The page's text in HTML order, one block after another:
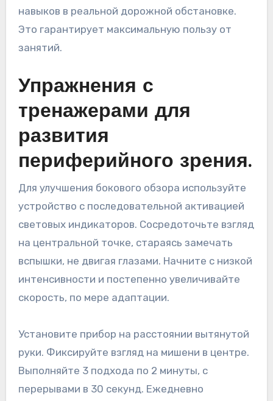
навыков в реальной дорожной обстановке.
Это гарантирует максимальную пользу от
занятий.
Упражнения с
тренажерами для
развития
периферийного зрения.
Для улучшения бокового обзора используйте
устройство с последовательной активацией
световых индикаторов. Сосредоточьте взгляд
на центральной точке, стараясь замечать
вспышки, не двигая глазами. Начните с низкой
интенсивности и постепенно увеличивайте
скорость, по мере адаптации.
Установите прибор на расстоянии вытянутой
руки. Фиксируйте взгляд на мишени в центре.
Выполняйте 3 подхода по 2 минуты, с
перерывами в 30 секунд. Ежедневно